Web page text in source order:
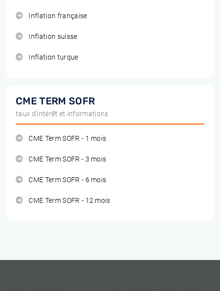
Inflation française
Inflation suisse
Inflation turque
CME TERM SOFR
taux d'intérêt et informations
CME Term SOFR - 1 mois
CME Term SOFR - 3 mois
CME Term SOFR - 6 mois
CME Term SOFR - 12 mois